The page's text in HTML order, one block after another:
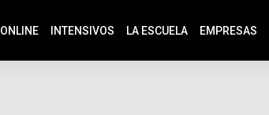
ONLINE INTENSIVOS LA ESCUELA EMPRESAS